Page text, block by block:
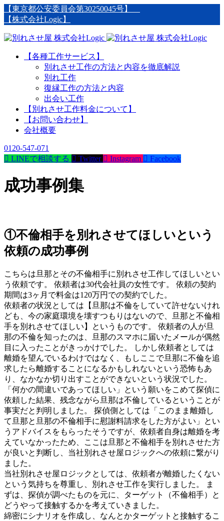
【東京都公安委員会第30250045号】
【株式会社Logic】
【各種工作サービス】
別れさせ工作の方法と内容を徹底解説
別れ工作
復縁工作の方法と内容
出会い工作
【別れさせ工作料金について】
【お問い合わせ】
会社概要
0120-547-071
 LINEで相談する  Twitter  Instagram  Facebook
成功事例集
①不倫相手を別れさせてほしいという
依頼の成功事例
こちらは旦那とその不倫相手に別れさせ工作してほしいとい
う依頼です。 依頼者は30代会社員の女性です。 依頼の契約
期間は3ヶ月で料金は120万円での契約でした。
依頼者の状況としては【旦那は不倫をしていて許せないけれ
ども、今の家庭環境を壊すつもりはないので、旦那と不倫相
手を別れさせてほしい】というものです。 依頼者の人が旦
那の不倫を知ったのは、旦那のスマホに届いたメールが偶然
目に入ったことがきっかけでした。 しかし依頼者としては
離婚を望んでいるわけではなく、もしここで旦那に不倫を追
求したら離婚することになるかもしれないという恐怖もあ
り、なかなか切り出すことができないという状況でした。
「何かの間違いであってほしい」という願いをこめて探偵に
依頼した結果、残念ながら旦那は不倫しているということが
事実だと判明しました。 探偵側としては「このまま離婚し
て旦那と旦那の不倫相手に慰謝料請求をした方がよい」とい
うアドバイスをもらったそうですが、依頼者自身は離婚を考
えていなかったため、ここは旦那と不倫相手を別れさせた方
が良いと判断し、当社別れさせ屋ロジックへの依頼に繋がり
ました。
当社別れさせ屋ロジックとしては、依頼者が離婚したくない
という気持ちを尊重し、別れさせ工作を実行しました。 ま
ずは、探偵が調べたものを元に、ターゲット（不倫相手）と
どうやって接触するかを考えていきました。
綿密にシナリオを作成し、なんとかターゲットと接触するこ